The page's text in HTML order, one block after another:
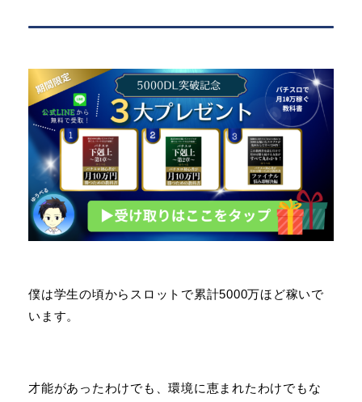
僕は学生の頃からスロットで累計5000万ほど稼いで
います。
才能があったわけでも、環境に恵まれたわけでもな